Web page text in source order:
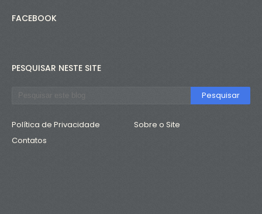
FACEBOOK
PESQUISAR NESTE SITE
Política de Privacidade
Sobre o Site
Contatos